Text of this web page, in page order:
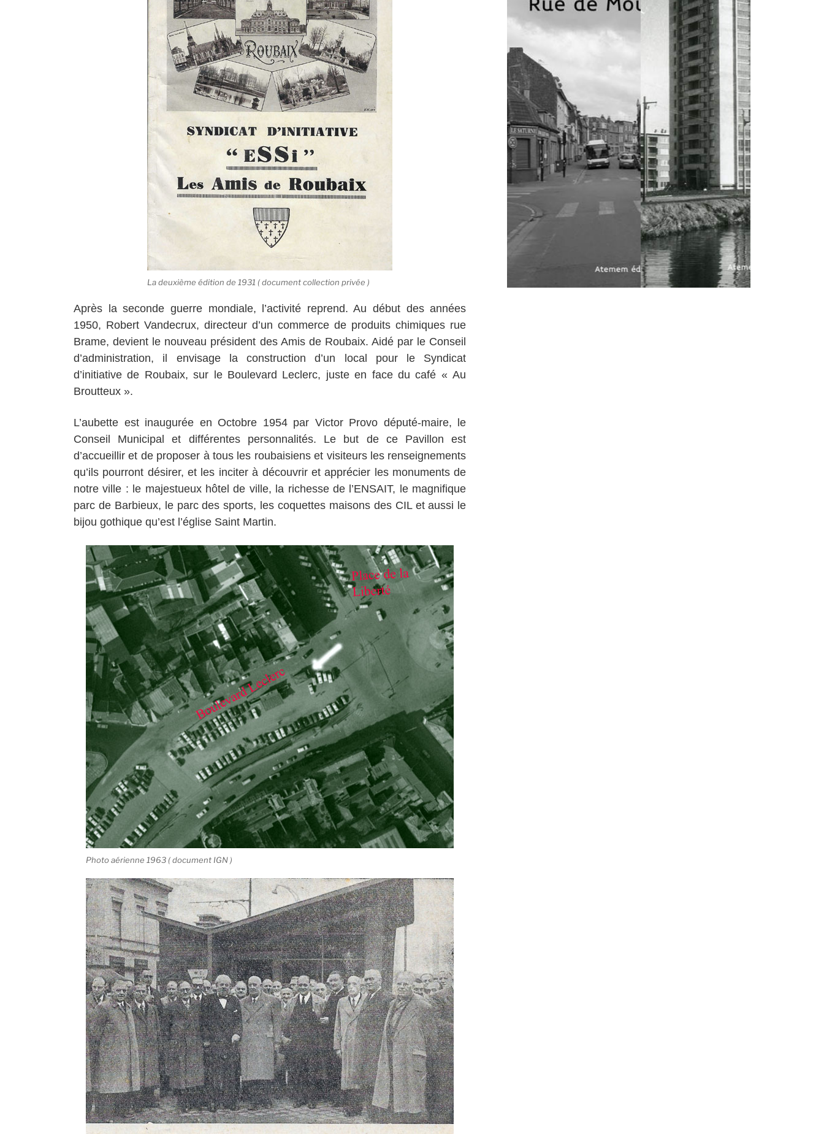
La deuxième édition de 1931 ( document collection privée )
Après la seconde guerre mondiale, l’activité reprend. Au début des années
1950, Robert Vandecrux, directeur d’un commerce de produits chimiques rue
Brame, devient le nouveau président des Amis de Roubaix. Aidé par le Conseil
d’administration, il envisage la construction d’un local pour le Syndicat
d’initiative de Roubaix, sur le Boulevard Leclerc, juste en face du café « Au
Broutteux ».
L’aubette est inaugurée en Octobre 1954 par Victor Provo député-maire, le
Conseil Municipal et différentes personnalités. Le but de ce Pavillon est
d’accueillir et de proposer à tous les roubaisiens et visiteurs les renseignements
qu’ils pourront désirer, et les inciter à découvrir et apprécier les monuments de
notre ville : le majestueux hôtel de ville, la richesse de l’ENSAIT, le magnifique
parc de Barbieux, le parc des sports, les coquettes maisons des CIL et aussi le
bijou gothique qu’est l’église Saint Martin.
Photo aérienne 1963 ( document IGN )